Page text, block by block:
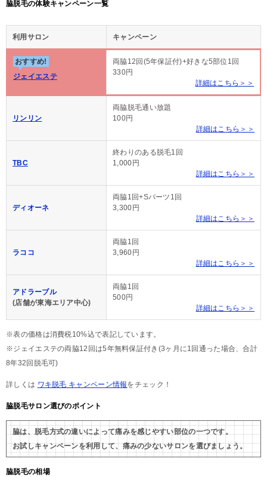
脇脱毛の体験キャンペーン一覧
利用サロン キャンペーン
おすすめ!
ジェイエステ
両脇12回(5年保証付)+好きな5部位1回
330円
詳細はこちら＞＞
リンリン
両脇脱毛通い放題
100円
詳細はこちら＞＞
TBC
終わりのある脱毛1回
1,000円
詳細はこちら＞＞
ディオーネ
両脇1回+Sパーツ1回
3,300円
詳細はこちら＞＞
ラココ
両脇1回
3,960円
詳細はこちら＞＞
アドラーブル
(店舗が東海エリア中心)
両脇1回
500円
詳細はこちら＞＞
※表の価格は消費税10%込で表記しています。
※ジェイエステの両脇12回は5年無料保証付き(3ヶ月に1回通った場合、合計
8年32回脱毛可)
詳しくは ワキ脱毛 キャンペーン情報をチェック！
脇脱毛サロン選びのポイント
脇は、脱毛方式の違いによって痛みを感じやすい部位の一つです。
お試しキャンペーンを利用して、痛みの少ないサロンを選びましょう。
脇脱毛の相場